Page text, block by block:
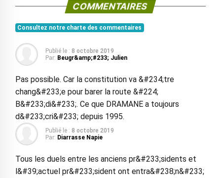
COMMENTAIRES
Consultez notre charte des commentaires
Publié le : 8 octobre 2019
Par: Beugr&amp;#233; Julien
Pas possible. Car la constitution va &#234;tre
chang&#233;e pour barer la route &#224;
B&#233;di&#233;. Ce que DRAMANE a toujours
d&#233;cri&#233; depuis 1995.
Publié le : 8 octobre 2019
Par: Diarrasse Napie
Tous les duels entre les anciens pr&#233;sidents et
l&#39;actuel pr&#233;sident ont entra&#238;n&#233;